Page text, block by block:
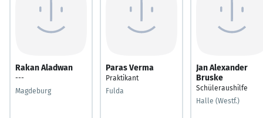
Rakan Aladwan
---
Magdeburg
Paras Verma
Praktikant
Fulda
Jan Alexander
Bruske
Schüleraushilfe
Halle (Westf.)